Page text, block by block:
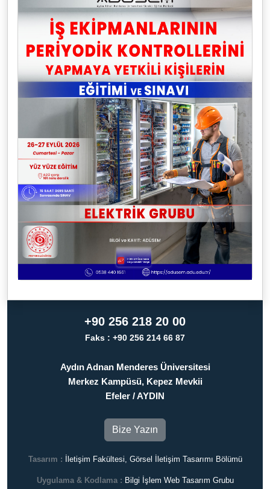
+90 256 218 20 00
Faks : +90 256 214 66 87
Aydın Adnan Menderes Üniversitesi
Merkez Kampüsü, Kepez Mevkii
Efeler / AYDIN
Bize Yazın
Tasarım : İletişim Fakültesi, Görsel İletişim Tasarımı Bölümü
Uygulama & Kodlama : Bilgi İşlem Web Tasarım Grubu